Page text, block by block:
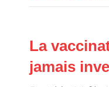
La
jamais